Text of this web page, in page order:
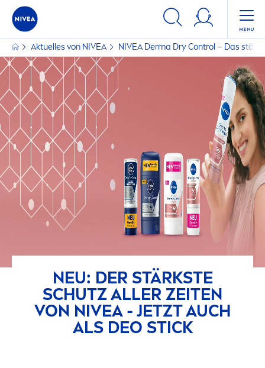
Aktuelles von NIVEA NIVEADerma Dry Control – Das
NEU: DER STÄRKSTE
SCHUTZ ALLER ZEITEN
VON NIVEA- JETZT AUCH
ALS DEO STICK